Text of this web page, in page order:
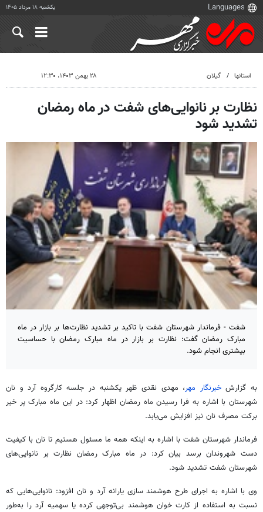
یکشنبه ۱۸ مرداد ۱۴۰۵
استانها گیلان ۲۸ بهمن ۱۴۰۳، ۱۲:۳۰
نظارت بر نانوایی‌های شفت در ماه رمضان
تشدید شود
شفت - فرماندار شهرستان شفت با تاکید بر تشدید نظارت‌ها بر بازار در ماه
مبارک رمضان گفت: نظارت بر بازار در ماه مبارک رمضان با حساسیت
بیشتری انجام شود.
به گزارشخبرنگار مهر، مهدی نقدی ظهر یکشنبه در جلسه کارگروه آرد و نان
شهرستان با اشاره به فرا رسیدن ماه رمضان اظهار کرد: در این ماه مبارک پر خیر
برکت مصرف نان نیز افزایش می‌یابد.
فرماندار شهرستان شفت با اشاره به اینکه همه ما مسئول هستیم تا نان با کیفیت
دست شهروندان برسد بیان کرد: در ماه مبارک رمضان نظارت بر نانوایی‌های
شهرستان شفت تشدید شود.
وی با اشاره به اجرای طرح هوشمند سازی یارانه آرد و نان افزود: نانوایی‌هایی که
نسبت به استفاده از کارت خوان هوشمند بی‌توجهی کرده یا سهمیه آرد را به‌طور